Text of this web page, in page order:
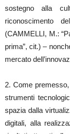
sostegno alla
riconoscimento
(CAMMELLI, M.:
prima”, cit.) –
mercato
2. Come
strumenti
spazia dalla
digitali, alla